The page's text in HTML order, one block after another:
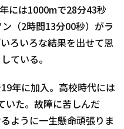
には1000mで28分43秒
（2時間13分00秒）がラ
ろいろな結果を出せて恩
ている。
年に加入。高校時代には
いた。故障に苦しんだ
ように一生懸命頑張りま